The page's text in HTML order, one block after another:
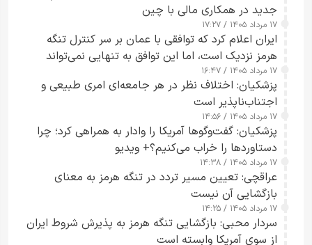
جدید در همکاری مالی با چین
۱۷ مرداد ۱۴۰۵ / ۱۷:۲۷
ایران اعلام کرد که توافقی با عمان بر سر کنترل تنگه
هرمز نزدیک است، اما این توافق به تنهایی نمی‌تواند
آبراه را آزاد کند
۱۷ مرداد ۱۴۰۵ / ۱۶:۴۷
پزشکیان: اختلاف نظر در هر جامعه‌ای امری طبیعی و
اجتناب‌ناپذیر است
۱۷ مرداد ۱۴۰۵ / ۱۴:۵۶
پزشکیان: گفت‌وگوها آمریکا را وادار به همراهی کرد؛ چرا
دستاوردها را خراب می‌کنیم؟+ ویدیو
۱۷ مرداد ۱۴۰۵ / ۱۴:۳۸
عراقچی: تعیین مسیر تردد در تنگه هرمز به معنای
بازگشایی آن نیست
۱۷ مرداد ۱۴۰۵ / ۱۴:۲۵
سردار محبی: بازگشایی تنگه هرمز به پذیرش شروط ایران
از سوی آمریکا وابسته است